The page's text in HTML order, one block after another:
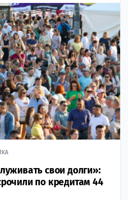
свои долги»:
по кредитам 44